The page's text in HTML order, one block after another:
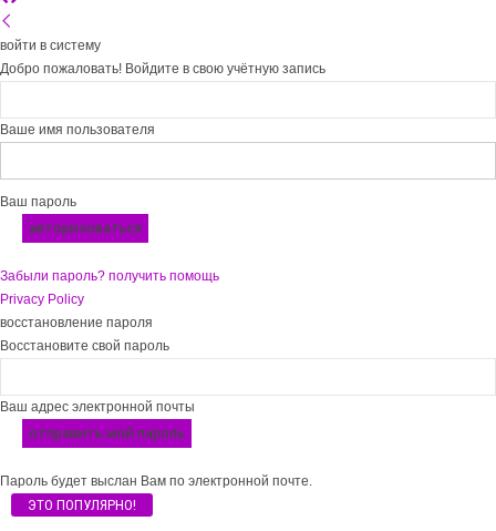
войти в систему
Добро пожаловать! Войдите в свою учётную запись
Ваше имя пользователя
Ваш пароль
Забыли пароль? получить помощь
Privacy Policy
восстановление пароля
Восстановите свой пароль
Ваш адрес электронной почты
Пароль будет выслан Вам по электронной почте.
ЭТО ПОПУЛЯРНО!